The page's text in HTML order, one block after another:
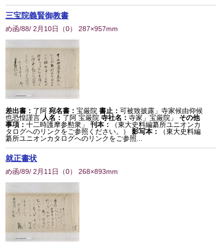
三宝院義賢御教書
め函/88/ 2月10日 （0） 287×957mm
差出書： 了阿 宛名書：宝厳院 書止：可被致披露」寺家候由仰候
也恐惶謹言 人名： 了阿 宝厳院 寺社名：寺家」宝厳院」
その他
事項：十二時護摩参懃衆」 刊本：
（東大史料編纂所ユニオンカ
タログへのリンクをご参照ください。）
影写本：
（東大史料編
纂所ユニオンカタログへのリンクをご参照...
就正書状
め函/89/ 2月11日 （0） 268×893mm